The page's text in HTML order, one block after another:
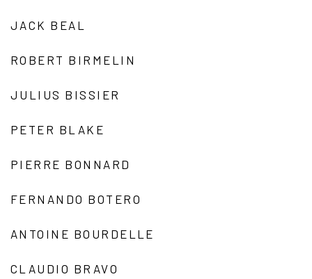
JACK BEAL
ROBERT BIRMELIN
JULIUS BISSIER
PETER BLAKE
PIERRE BONNARD
FERNANDO BOTERO
ANTOINE BOURDELLE
CLAUDIO BRAVO